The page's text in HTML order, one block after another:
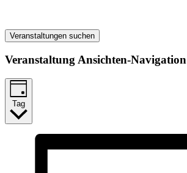
Veranstaltungen suchen
Veranstaltung Ansichten-Navigation
Tag